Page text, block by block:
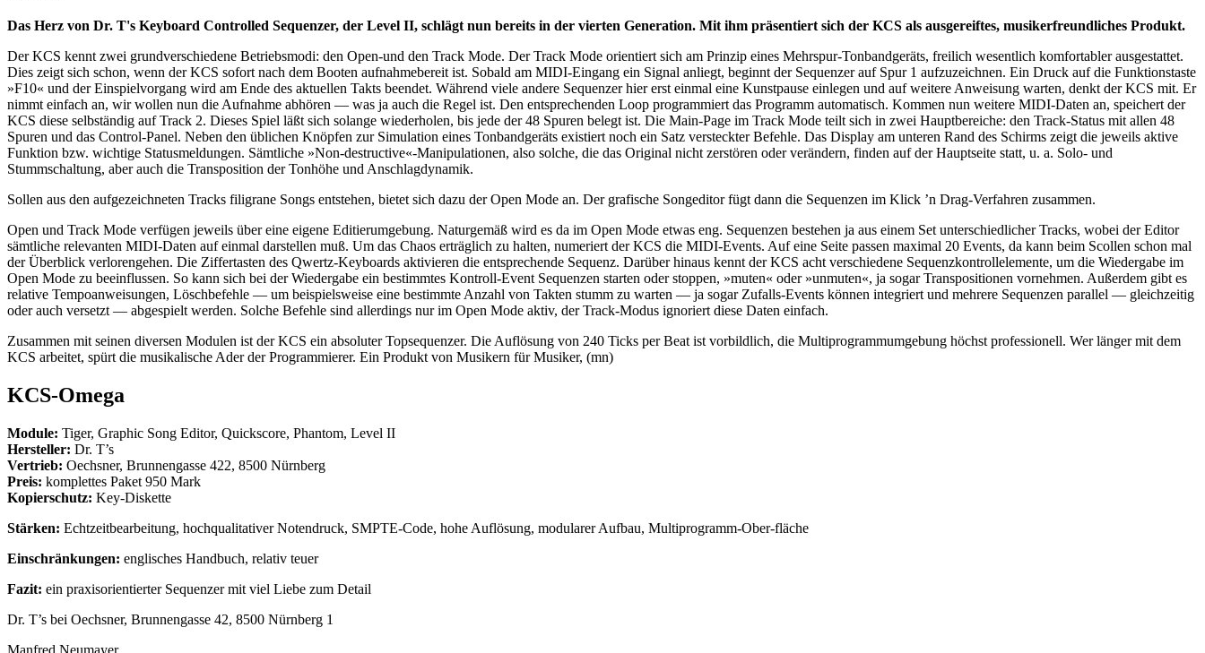
Das Herz von Dr. T's Keyboard Controlled Sequenzer, der Level II, schlägt nun bereits in der vierten Generation. Mit ihm präsentiert sich der KCS als ausgereiftes, musikerfreundliches Produkt.
Der KCS kennt zwei grundverschiedene Betriebsmodi: den Open-und den Track Mode. Der Track Mode orientiert sich am Prinzip eines Mehrspur-Tonbandgeräts, freilich wesentlich komfortabler ausgestattet.
Dies zeigt sich schon, wenn der KCS sofort nach dem Booten aufnahmebereit ist. Sobald am MIDI-Eingang ein Signal anliegt, beginnt der Sequenzer auf Spur 1 aufzuzeichnen. Ein Druck auf die Funktionstaste
»F10« und der Einspielvorgang wird am Ende des aktuellen Takts beendet. Während viele andere Sequenzer hier erst einmal eine Kunstpause einlegen und auf weitere Anweisung warten, denkt der KCS mit. Er
nimmt einfach an, wir wollen nun die Aufnahme abhören — was ja auch die Regel ist. Den entsprechenden Loop programmiert das Programm automatisch. Kommen nun weitere MIDI-Daten an, speichert der
KCS diese selbständig auf Track 2. Dieses Spiel läßt sich solange wiederholen, bis jede der 48 Spuren belegt ist. Die Main-Page im Track Mode teilt sich in zwei Hauptbereiche: den Track-Status mit allen 48
Spuren und das Control-Panel. Neben den üblichen Knöpfen zur Simulation eines Tonbandgeräts existiert noch ein Satz versteckter Befehle. Das Display am unteren Rand des Schirms zeigt die jeweils aktive
Funktion bzw. wichtige Statusmeldungen. Sämtliche »Non-destructive«-Manipulationen, also solche, die das Original nicht zerstören oder verändern, finden auf der Hauptseite statt, u. a. Solo- und
Stummschaltung, aber auch die Transposition der Tonhöhe und Anschlagdynamik.
Sollen aus den aufgezeichneten Tracks filigrane Songs entstehen, bietet sich dazu der Open Mode an. Der grafische Songeditor fügt dann die Sequenzen im Klick ’n Drag-Verfahren zusammen.
Open und Track Mode verfügen jeweils über eine eigene Editierumgebung. Naturgemäß wird es da im Open Mode etwas eng. Sequenzen bestehen ja aus einem Set unterschiedlicher Tracks, wobei der Editor
sämtliche relevanten MIDI-Daten auf einmal darstellen muß. Um das Chaos erträglich zu halten, numeriert der KCS die MIDI-Events. Auf eine Seite passen maximal 20 Events, da kann beim Scollen schon mal
der Überblick verlorengehen. Die Ziffertasten des Qwertz-Keyboards aktivieren die entsprechende Sequenz. Darüber hinaus kennt der KCS acht verschiedene Sequenzkontrollelemente, um die Wiedergabe im
Open Mode zu beeinflussen. So kann sich bei der Wiedergabe ein bestimmtes Kontroll-Event Sequenzen starten oder stoppen, »muten« oder »unmuten«, ja sogar Transpositionen vornehmen. Außerdem gibt es
relative Tempoanweisungen, Löschbefehle — um beispielsweise eine bestimmte Anzahl von Takten stumm zu warten — ja sogar Zufalls-Events können integriert und mehrere Sequenzen parallel — gleichzeitig
oder auch versetzt — abgespielt werden. Solche Befehle sind allerdings nur im Open Mode aktiv, der Track-Modus ignoriert diese Daten einfach.
Zusammen mit seinen diversen Modulen ist der KCS ein absoluter Topsequenzer. Die Auflösung von 240 Ticks per Beat ist vorbildlich, die Multiprogrammumgebung höchst professionell. Wer länger mit dem
KCS arbeitet, spürt die musikalische Ader der Programmierer. Ein Produkt von Musikern für Musiker, (mn)
KCS-Omega
Module: Tiger, Graphic Song Editor, Quickscore, Phantom, Level II
Hersteller: Dr. T’s
Vertrieb: Oechsner, Brunnengasse 422, 8500 Nürnberg
Preis: komplettes Paket 950 Mark
Kopierschutz: Key-Diskette
Stärken: Echtzeitbearbeitung, hochqualitativer Notendruck, SMPTE-Code, hohe Auflösung, modularer Aufbau, Multiprogramm-Ober-fläche
Einschränkungen: englisches Handbuch, relativ teuer
Fazit: ein praxisorientierter Sequenzer mit viel Liebe zum Detail
Dr. T’s bei Oechsner, Brunnengasse 42, 8500 Nürnberg 1
Manfred Neumayer